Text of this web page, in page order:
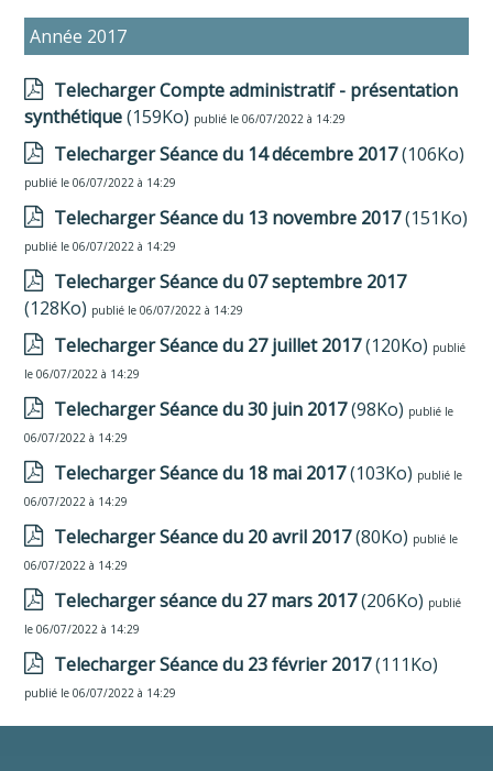
Année 2017
Telecharger Compte administratif - présentation
synthétique(159Ko) publié le 06/07/2022 à 14:29
Telecharger Séance du 14 décembre 2017(106Ko)
publié le 06/07/2022 à 14:29
Telecharger Séance du 13 novembre 2017(151Ko)
publié le 06/07/2022 à 14:29
Telecharger Séance du 07 septembre 2017
(128Ko) publié le 06/07/2022 à 14:29
Telecharger Séance du 27 juillet 2017(120Ko) publié
le 06/07/2022 à 14:29
Telecharger Séance du 30 juin 2017(98Ko) publié le
06/07/2022 à 14:29
Telecharger Séance du 18 mai 2017(103Ko) publié le
06/07/2022 à 14:29
Telecharger Séance du 20 avril 2017(80Ko) publié le
06/07/2022 à 14:29
Telecharger séance du 27 mars 2017(206Ko) publié
le 06/07/2022 à 14:29
Telecharger Séance du 23 février 2017(111Ko)
publié le 06/07/2022 à 14:29